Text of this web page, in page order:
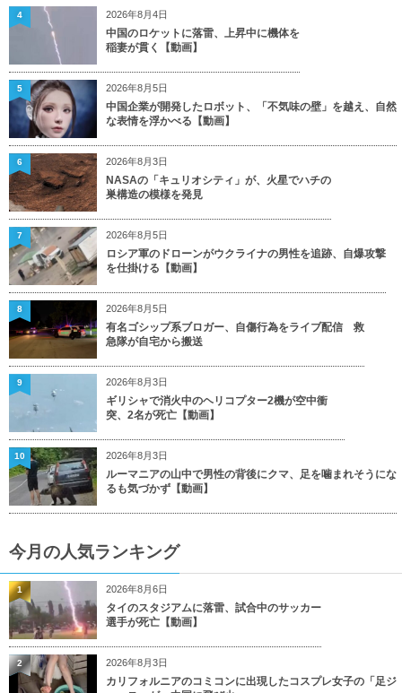
2026年8月4日
中国のロケットに落雷、上昇中に機体を
稲妻が貫く【動画】
4
2026年8月5日
中国企業が開発したロボット、「不気味の壁」を越え、自然
な表情を浮かべる【動画】
5
2026年8月3日
NASAの「キュリオシティ」が、火星でハチの
巣構造の模様を発見
6
2026年8月5日
ロシア軍のドローンがウクライナの男性を追跡、自爆攻撃
を仕掛ける【動画】
7
2026年8月5日
有名ゴシップ系ブロガー、自傷行為をライブ配信 救
急隊が自宅から搬送
8
2026年8月3日
ギリシャで消火中のヘリコプター2機が空中衝
突、2名が死亡【動画】
9
2026年8月3日
ルーマニアの山中で男性の背後にクマ、足を噛まれそうにな
るも気づかず【動画】
10
今月の人気ランキング
2026年8月6日
タイのスタジアムに落雷、試合中のサッカー
選手が死亡【動画】
1
2026年8月3日
カリフォルニアのコミコンに出現したコスプレ女子の「足ジ
2